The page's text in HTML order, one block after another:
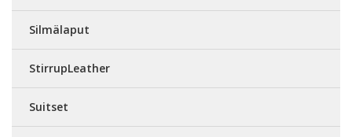
Silmälaput
StirrupLeather
Suitset